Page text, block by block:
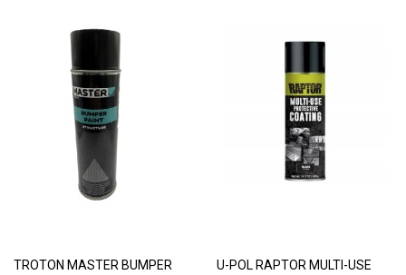
TROTON MASTER BUMPER
U-POL RAPTOR MULTI-USE